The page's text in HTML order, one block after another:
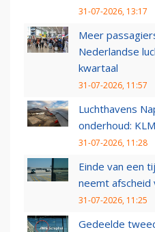
31-07-2026, 13:17
Meer
Nederlandse
kwartaal
31-07-2026, 11:57
Luchthavens
onderhoud:
31-07-2026, 11:28
Einde van een
neemt afscheid
31-07-2026, 11:25
Gedeelde